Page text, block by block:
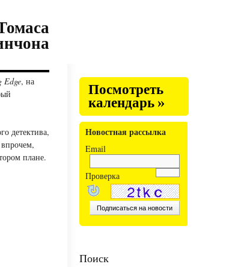
Edge, на
детектива,
плане.
Посмотреть
календарь »
Новостная рассылка
Email
Проверка
Поиск